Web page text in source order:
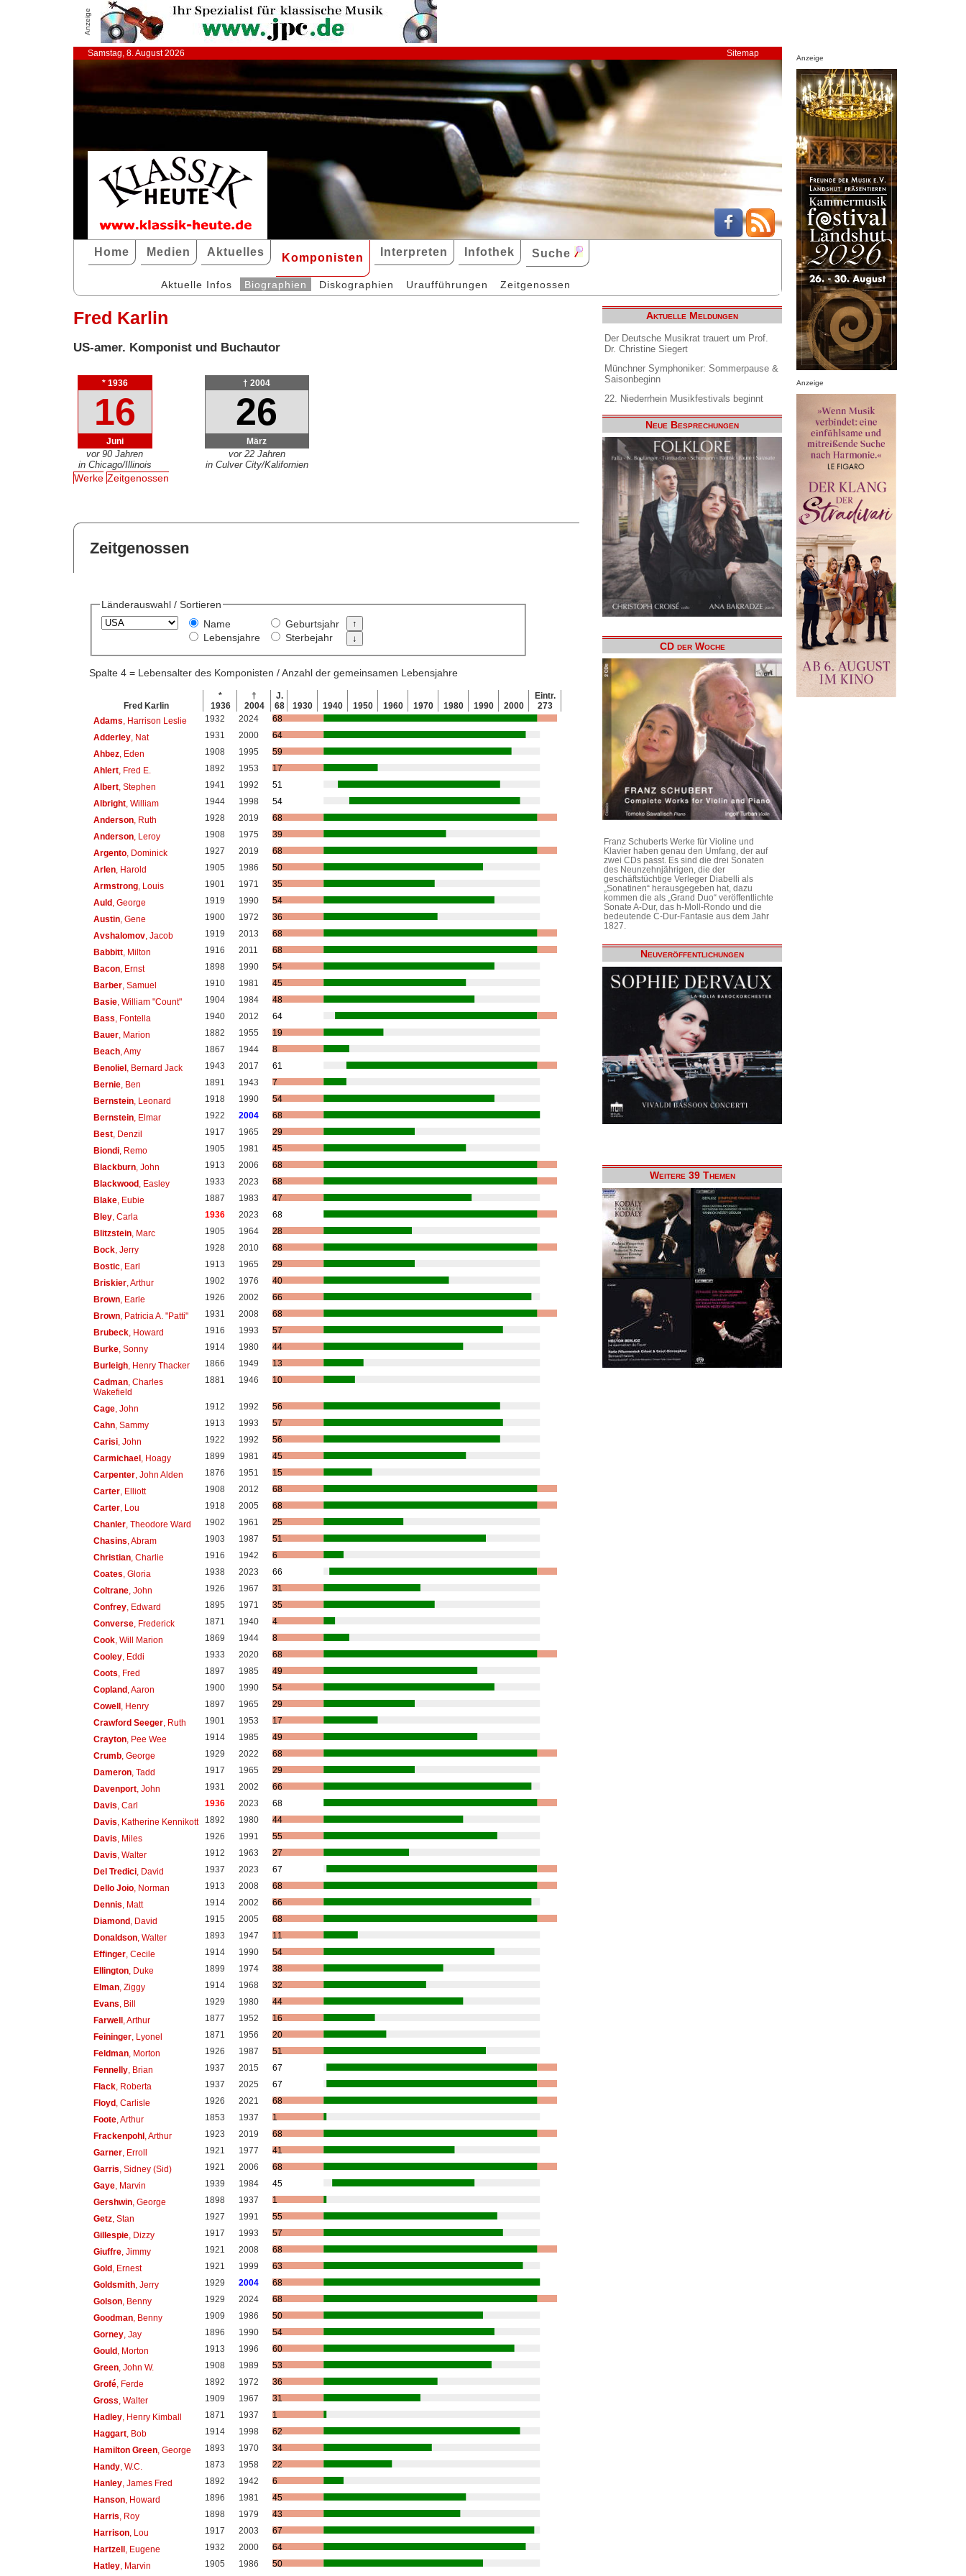
Anzeige
Samstag, 8. August 2026 Sitemap
Home Medien Aktuelles Komponisten Interpreten Infothek Suche
Aktuelle Infos Biographien Diskographien Uraufführungen Zeitgenossen
Fred Karlin
US-amer. Komponist und Buchautor
* 1936
16
Juni
vor 90 Jahren
in Chicago/Illinois
† 2004
26
März
vor 22 Jahren
in Culver City/Kalifornien
Werke Zeitgenossen
Zeitgenossen
Länderauswahl / Sortieren
Name
Lebensjahre
Geburtsjahr
Sterbejahr
Spalte 4 = Lebensalter des Komponisten / Anzahl der gemeinsamen Lebensjahre
Fred Karlin
*
1936
†
2004
J.
68
1930 1940 1950 1960 1970 1980 1990 2000
Eintr.
273
Adams , Harrison Leslie 1932 2024
68
Adderley, Nat 1931 2000
64
Ahbez, Eden 1908 1995
59
Ahlert, Fred E. 1892 1953
17
Albert, Stephen 1941 1992
51
Albright, William 1944 1998
54
Anderson, Ruth 1928 2019
68
Anderson, Leroy 1908 1975
39
Argento, Dominick 1927 2019
68
Arlen, Harold 1905 1986
50
Armstrong, Louis 1901 1971
35
Auld, George 1919 1990
54
Austin, Gene 1900 1972
36
Avshalomov, Jacob 1919 2013
68
Babbitt, Milton 1916 2011
68
Bacon, Ernst 1898 1990
54
Barber, Samuel 1910 1981
45
Basie, William "Count" 1904 1984
48
Bass , Fontella 1940 2012
64
Bauer, Marion 1882 1955
19
Beach, Amy 1867 1944
8
Benoliel, Bernard Jack 1943 2017
61
Bernie, Ben 1891 1943
7
Bernstein, Leonard 1918 1990
54
Bernstein, Elmar 1922 2004
68
Best, Denzil 1917 1965
29
Biondi, Remo 1905 1981
45
Blackburn, John 1913 2006
68
Blackwood, Easley 1933 2023
68
Blake, Eubie 1887 1983
47
Bley, Carla 1936 2023
68
Blitzstein, Marc 1905 1964
28
Bock, Jerry 1928 2010
68
Bostic, Earl 1913 1965
29
Briskier, Arthur 1902 1976
40
Brown, Earle 1926 2002
66
Brown, Patricia A. "Patti" 1931 2008
68
Brubeck, Howard 1916 1993
57
Burke, Sonny 1914 1980
44
Burleigh, Henry Thacker 1866 1949
13
Cadman, Charles
Wakefield
1881 1946 10
Cage, John 1912 1992
56
Cahn, Sammy 1913 1993
57
Carisi, John 1922 1992
56
Carmichael, Hoagy 1899 1981
45
Carpenter, John Alden 1876 1951
15
Carter, Elliott 1908 2012
68
Carter, Lou 1918 2005
68
Chanler, Theodore Ward 1902 1961
25
Chasins , Abram 1903 1987
51
Christian, Charlie 1916 1942
6
Coates , Gloria 1938 2023
66
Coltrane, John 1926 1967
31
Confrey, Edward 1895 1971
35
Converse, Frederick 1871 1940
4
Cook, Will Marion 1869 1944
8
Cooley, Eddi 1933 2020
68
Coots , Fred 1897 1985
49
Copland, Aaron 1900 1990
54
Cowell, Henry 1897 1965
29
Crawford Seeger, Ruth 1901 1953
17
Crayton, Pee Wee 1914 1985
49
Crumb, George 1929 2022
68
Dameron, Tadd 1917 1965
29
Davenport, John 1931 2002
66
Davis , Carl 1936 2023
68
Davis , Katherine Kennikott 1892 1980
44
Davis , Miles 1926 1991
55
Davis , Walter 1912 1963
27
Del Tredici, David 1937 2023
67
Dello Joio, Norman 1913 2008
68
Dennis , Matt 1914 2002
66
Diamond, David 1915 2005
68
Donaldson, Walter 1893 1947
11
Effinger, Cecile 1914 1990
54
Ellington, Duke 1899 1974
38
Elman, Ziggy 1914 1968
32
Evans , Bill 1929 1980
44
Farwell, Arthur 1877 1952
16
Feininger, Lyonel 1871 1956
20
Feldman, Morton 1926 1987
51
Fennelly, Brian 1937 2015
67
Flack, Roberta 1937 2025
67
Floyd, Carlisle 1926 2021
68
Foote, Arthur 1853 1937
1
Frackenpohl, Arthur 1923 2019
68
Garner, Erroll 1921 1977
41
Garris , Sidney (Sid) 1921 2006
68
Gaye, Marvin 1939 1984
45
Gershwin, George 1898 1937
1
Getz, Stan 1927 1991
55
Gillespie, Dizzy 1917 1993
57
Giuffre, Jimmy 1921 2008
68
Gold, Ernest 1921 1999
63
Goldsmith, Jerry 1929 2004
68
Golson, Benny 1929 2024
68
Goodman, Benny 1909 1986
50
Gorney, Jay 1896 1990
54
Gould, Morton 1913 1996
60
Green, John W. 1908 1989
53
Grofé, Ferde 1892 1972
36
Gross , Walter 1909 1967
31
Hadley, Henry Kimball 1871 1937
1
Haggart, Bob 1914 1998
62
Hamilton Green, George 1893 1970
34
Handy, W.C. 1873 1958
22
Hanley, James Fred 1892 1942
6
Hanson, Howard 1896 1981
45
Harris , Roy 1898 1979
43
Harrison, Lou 1917 2003
67
Hartzell, Eugene 1932 2000
64
Hatley, Marvin 1905 1986
50
Aktuelle Meldungen
Der Deutsche Musikrat trauert um Prof.
Dr. Christine Siegert
Münchner Symphoniker: Sommerpause &
Saisonbeginn
22. Niederrhein Musikfestivals beginnt
Neue Besprechungen
CD der Woche
Franz Schuberts Werke für Violine und
Klavier haben genau den Umfang, der auf
zwei CDs passt. Es sind die drei Sonaten
des Neunzehnjährigen, die der
geschäftstüchtige Verleger Diabelli als
„Sonatinen“ herausgegeben hat, dazu
kommen die als „Grand Duo“ veröffentlichte
Sonate A-Dur, das h-Moll-Rondo und die
bedeutende C-Dur-Fantasie aus dem Jahr
1827.
Neuveröffentlichungen
Weitere 39 Themen
Anzeige
Anzeige